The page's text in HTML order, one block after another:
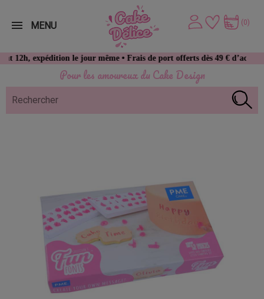
Pour les amoureux du Cake Design
expédition le jour même • Frais de port offerts dès 49 € d’achat
(0)
MENU